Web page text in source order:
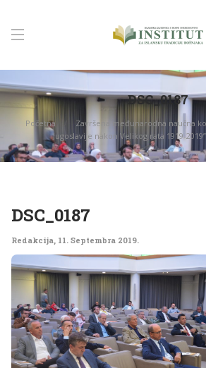
DSC_0187
Početna
Završena međunarodna naučna
Jugoslavije nakon Velikog rata 1919-2019”
DSC_0187
Redakcija, 11. Septembra 2019.